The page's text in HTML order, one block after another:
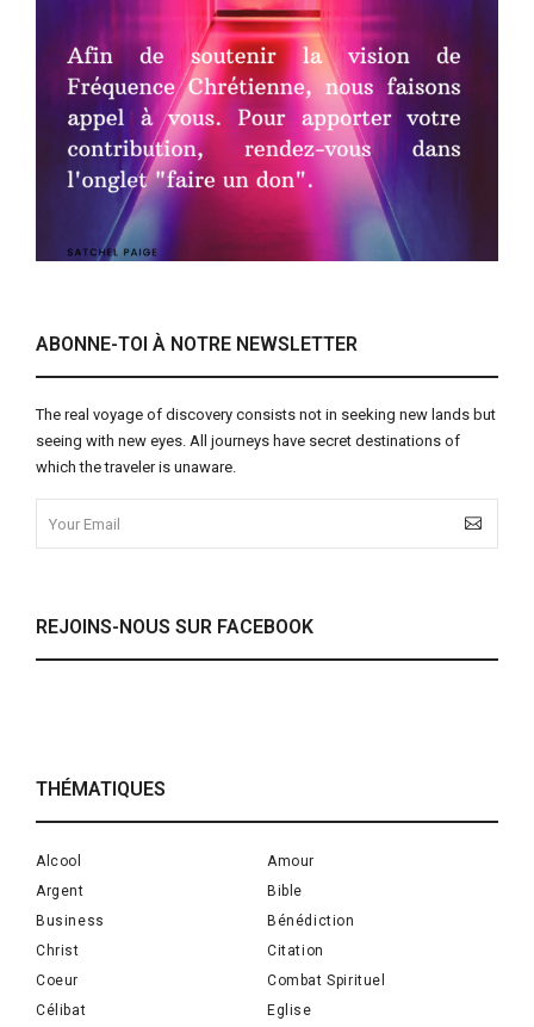
ABONNE-TOI À NOTRE NEWSLETTER
The real voyage of discovery consists not in seeking new lands but
seeing with new eyes. All journeys have secret destinations of
which the traveler is unaware.
REJOINS-NOUS SUR FACEBOOK
THÉMATIQUES
Alcool
Amour
Argent
Bible
Business
Bénédiction
Christ
Citation
Coeur
Combat Spirituel
Célibat
Eglise